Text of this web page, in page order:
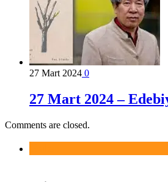
27 Mart 2024 0
27 Mart 2024 –
Comments are closed.